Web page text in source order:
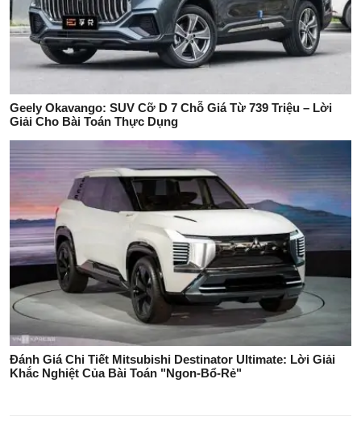
Geely Okavango: SUV Cỡ D 7 Chỗ Giá Từ 739 Triệu – Lời
Giải Cho Bài Toán Thực Dụng
Đánh Giá Chi Tiết Mitsubishi Destinator Ultimate: Lời Giải
Khắc Nghiệt Của Bài Toán "Ngon-Bổ-Rẻ"